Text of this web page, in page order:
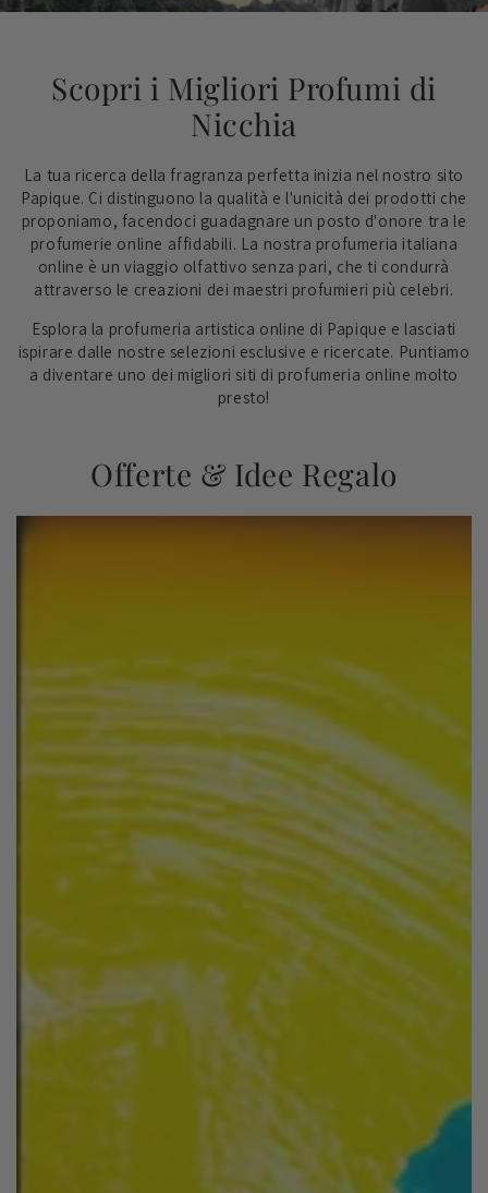
Scopri i Migliori Profumi di
Nicchia
La tua ricerca della fragranza perfetta inizia nel nostro sito
Papique. Ci distinguono la qualità e l'unicità dei prodotti che
proponiamo, facendoci guadagnare un posto d'onore tra le
profumerie online affidabili. La nostra profumeria italiana
online è un viaggio olfattivo senza pari, che ti condurrà
attraverso le creazioni dei maestri profumieri più celebri.
Esplora la profumeria artistica online di Papique e lasciati
ispirare dalle nostre selezioni esclusive e ricercate. Puntiamo
a diventare uno dei migliori siti di profumeria online molto
presto!
Offerte & Idee Regalo